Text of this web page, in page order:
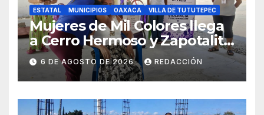
ESTATAL MUNICIPIOS OAXACA VILLA DE TUTUTEPEC
Mujeres de Mil Colores llega
a Cerro Hermoso y Zapotalito
para fortalecer redes de
apoyo y prevenir violencias
6 DE AGOSTO DE 2026 REDACCIÓN